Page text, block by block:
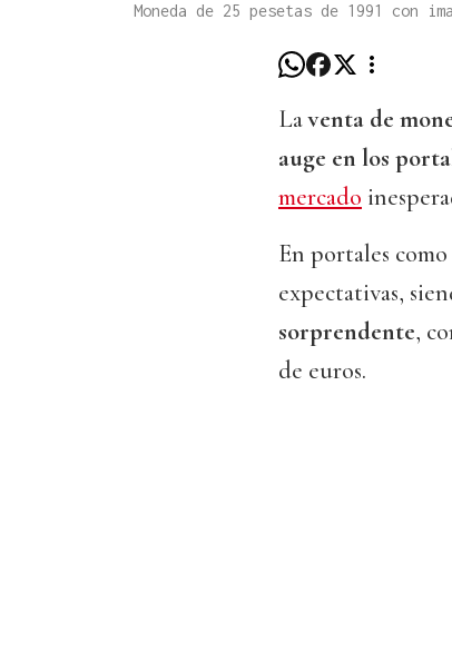
Moneda de 25 pesetas de 1991 con
Laventa de
auge en los
mercado
En portales como
expectativas,
sorprendente,
de euros.